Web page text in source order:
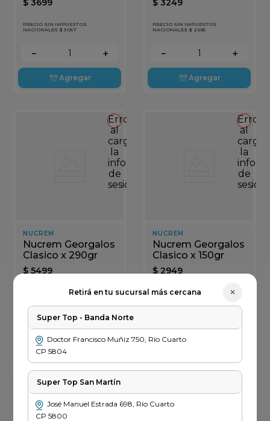
Retirá en tu sucursal más cercana ✕
Super Top - Banda Norte
Doctor Francisco Muñiz 750, Río Cuarto
CP5804
Super Top San Martín
José Manuel Estrada 698, Río Cuarto
CP5800
$ 3699
PRECIO SIN IMPUESTOS
NACIONALES $ 3057
＋
－
Agregar
$ 3249
PRECIO SIN IMPUESTOS
NACIONALES $ 2685
＋
－
Agregar
Error
al
cargar
la
información
de
sesión
NUCREM
Nucrem Georgalos
Clasico x 290gr
$ 5499
PRECIO SIN IMPUESTOS
＋
－
Error
al
cargar
la
de
sesión
NUCREM
Nucrem Georgalos
Clasico x 150gr
$ 2949
PRECIO SIN IMPUESTOS
Error
cargar